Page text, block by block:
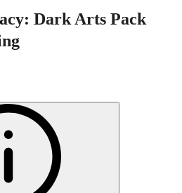
Dark Arts Pack